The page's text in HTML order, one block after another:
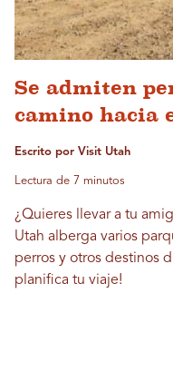
Se admiten
camino hacia
Escrito por Visit Utah
Lectura de 7 minutos
¿Quieres llevar a tu
Utah alberga varios
perros y otros destinos
planifica tu viaje!